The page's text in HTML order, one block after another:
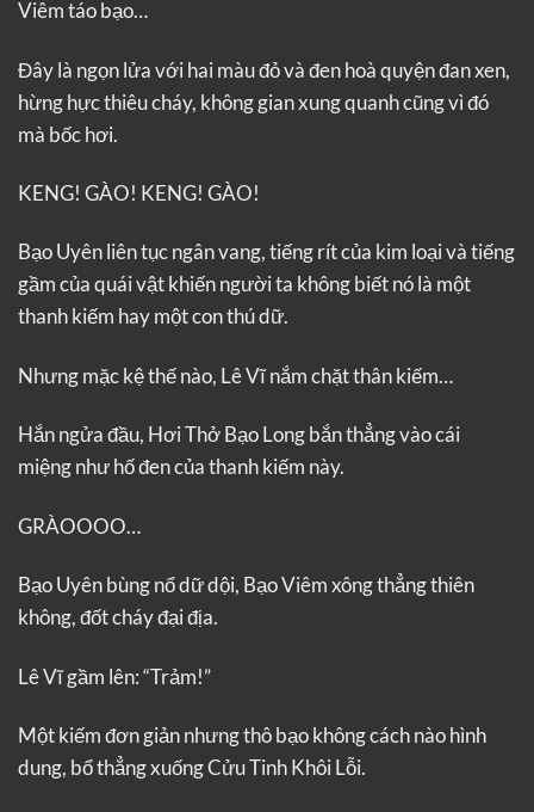
Viêm táo bạo…
Đây là ngọn lửa với hai màu đỏ và đen hoà quyện đan xen,
hừng hực thiêu cháy, không gian xung quanh cũng vì đó
mà bốc hơi.
KENG! GÀO! KENG! GÀO!
Bạo Uyên liên tục ngân vang, tiếng rít của kim loại và tiếng
gầm của quái vật khiến người ta không biết nó là một
thanh kiếm hay một con thú dữ.
Nhưng mặc kệ thế nào, Lê Vĩ nắm chặt thân kiếm…
Hắn ngửa đầu, Hơi Thở Bạo Long bắn thẳng vào cái
miệng như hố đen của thanh kiếm này.
GRÀOOOO…
Bạo Uyên bùng nổ dữ dội, Bạo Viêm xông thẳng thiên
không, đốt cháy đại địa.
Lê Vĩ gầm lên: “Trảm!”
Một kiếm đơn giản nhưng thô bạo không cách nào hình
dung, bổ thẳng xuống Cửu Tinh Khôi Lỗi.